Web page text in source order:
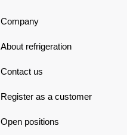
Company
About refrigeration
Contact us
Register as a customer
Open positions